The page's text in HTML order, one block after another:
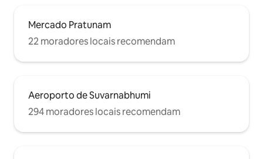
Mercado Pratunam
22 moradores locais recomendam
Aeroporto de Suvarnabhumi
294 moradores locais recomendam